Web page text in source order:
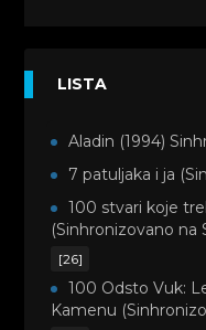
LISTA
Aladin (1994)
7 patuljaka i ja
100 stvari koje
(Sinhronizovano na
[26]
100 Odsto Vuk:
Kamenu